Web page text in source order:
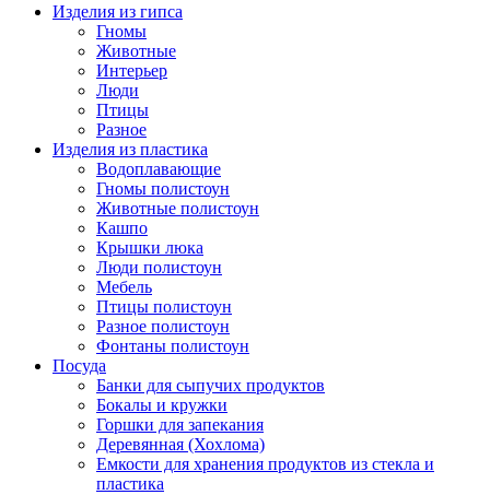
Изделия из гипса
Гномы
Животные
Интерьер
Люди
Птицы
Разное
Изделия из пластика
Водоплавающие
Гномы полистоун
Животные полистоун
Кашпо
Крышки люка
Люди полистоун
Мебель
Птицы полистоун
Разное полистоун
Фонтаны полистоун
Посуда
Банки для сыпучих продуктов
Бокалы и кружки
Горшки для запекания
Деревянная (Хохлома)
Емкости для хранения продуктов из стекла и
пластика